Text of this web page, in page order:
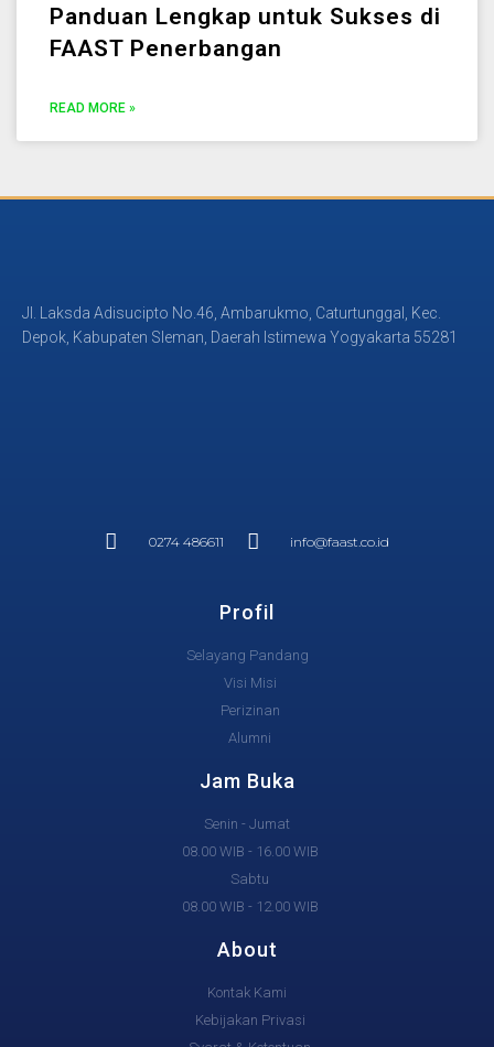
Panduan Lengkap untuk Sukses di
FAAST Penerbangan
READ MORE »
Jl. Laksda Adisucipto No.46, Ambarukmo, Caturtunggal, Kec.
Depok, Kabupaten Sleman, Daerah Istimewa Yogyakarta 55281
0274 486611 info@faast.co.id
Profil
Selayang Pandang
Visi Misi
Perizinan
Alumni
Jam Buka
Senin - Jumat
08.00 WIB - 16.00 WIB
Sabtu
08.00 WIB - 12.00 WIB
About
Kontak Kami
Kebijakan Privasi